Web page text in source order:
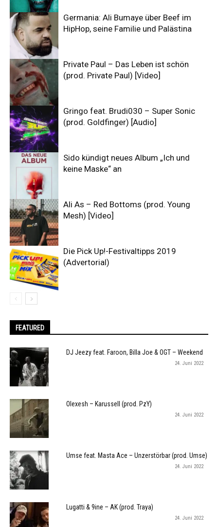
Germania: Ali Bumaye über Beef im
HipHop, seine Familie und Palästina
Private Paul – Das Leben ist schön
(prod. Private Paul) [Video]
Gringo feat. Brudi030 – Super Sonic
(prod. Goldfinger) [Audio]
Sido kündigt neues Album „Ich und
keine Maske“ an
Ali As – Red Bottoms (prod. Young
Mesh) [Video]
Die Pick Up!-Festivaltipps 2019
(Advertorial)
FEATURED
DJ Jeezy feat. Faroon, Billa Joe & OGT – Weekend
24. Juni 2022
Olexesh – Karussell (prod. PzY)
24. Juni 2022
Umse feat. Masta Ace – Unzerstörbar (prod. Umse)
24. Juni 2022
Lugatti & 9ine – AK (prod. Traya)
24. Juni 2022